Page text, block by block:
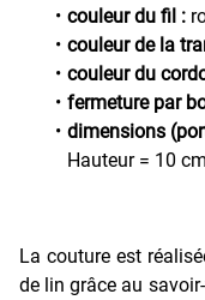
couleur du fil :
couleur de la
couleur du
fermeture par
dimensions
Hauteur = 10 cm
La couture est
de lin grâce au